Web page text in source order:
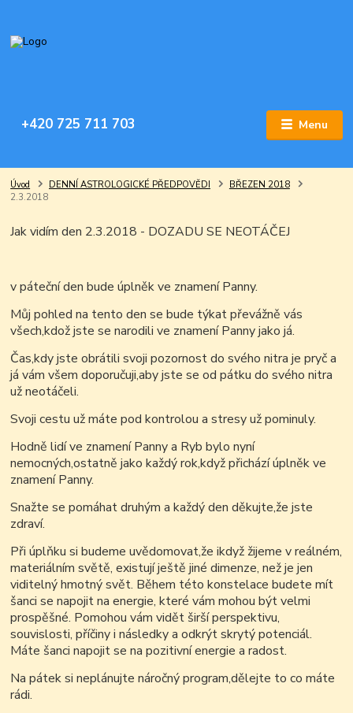
Menu
+420 725 711 703
Úvod DENNÍ ASTROLOGICKÉ PŘEDPOVĚDI
BŘEZEN 2018
2.3.2018
Jak vidím den 2.3.2018 - DOZADU SE NEOTÁČEJ
v páteční den bude úplněk ve znamení Panny.
Můj pohled na tento den se bude týkat převážně vás
všech,kdož jste se narodili ve znamení Panny jako já.
Čas,kdy jste obrátili svoji pozornost do svého nitra je pryč a
já vám všem doporučuji,aby jste se od pátku do svého nitra
už neotáčeli.
Svoji cestu už máte pod kontrolou a stresy už pominuly.
Hodně lidí ve znamení Panny a Ryb bylo nyní
nemocných,ostatně jako každý rok,když přichází úplněk ve
znamení Panny.
Snažte se pomáhat druhým a každý den děkujte,že jste
zdraví.
Při úplňku si budeme uvědomovat,že ikdyž žijeme v reálném,
materiálním světě, existují ještě jiné dimenze, než je jen
viditelný hmotný svět. Během této konstelace budete mít
šanci se napojit na energie, které vám mohou být velmi
prospěšné. Pomohou vám vidět širší perspektivu,
souvislosti, příčiny i následky a odkrýt skrytý potenciál.
Máte šanci napojit se na pozitivní energie a radost.
Na pátek si neplánujte náročný program,dělejte to co máte
rádi.